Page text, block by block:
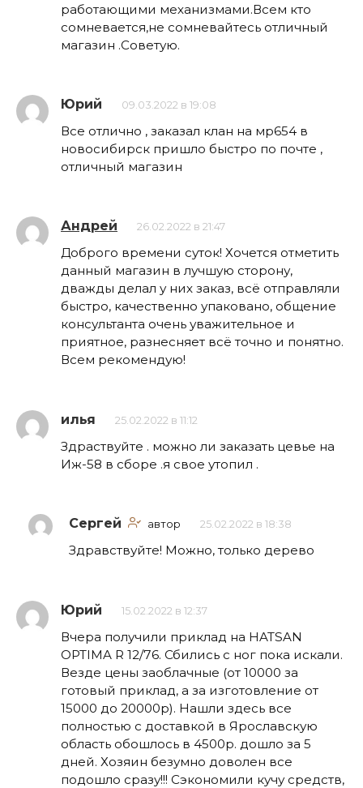
работающими механизмами.Всем кто
сомневается,не сомневайтесь отличный
магазин .Советую.
Юрий 09.03.2022 в 19:08
Все отлично , заказал клан на мр654 в
новосибирск пришло быстро по почте ,
отличный магазин
Андрей 26.02.2022 в 21:47
Доброго времени суток! Хочется отметить
данный магазин в лучшую сторону,
дважды делал у них заказ, всё отправляли
быстро, качественно упаковано, общение
консультанта очень уважительное и
приятное, разнесняет всё точно и понятно.
Всем рекомендую!
илья 25.02.2022 в 11:12
Здраствуйте . можно ли заказать цевье на
Иж-58 в сборе .я свое утопил .
Сергей автор 25.02.2022 в 18:38
Здравствуйте! Можно, только дерево
Юрий 15.02.2022 в 12:37
Вчера получили приклад на HATSAN
OPTIMA R 12/76. Сбились с ног пока искали.
Везде цены заоблачные (от 10000 за
готовый приклад, а за изготовление от
15000 до 20000р). Нашли здесь все
полностью с доставкой в Ярославскую
область обошлось в 4500р. дошло за 5
дней. Хозяин безумно доволен все
подошло сразу!!! Сэкономили кучу средств,